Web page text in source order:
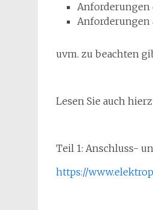
Anforderungen
Anforderungen
uvm. zu beachten
Lesen Sie auch
Teil 1: Anschluss-
https://